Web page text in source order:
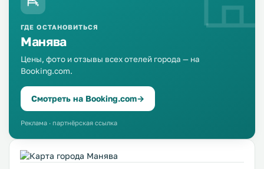
ГДЕ ОСТАНОВИТЬСЯ
Манява
Цены, фото и отзывы всех отелей города — на
Booking.com.
Смотреть на Booking.com→
Реклама · партнёрская ссылка